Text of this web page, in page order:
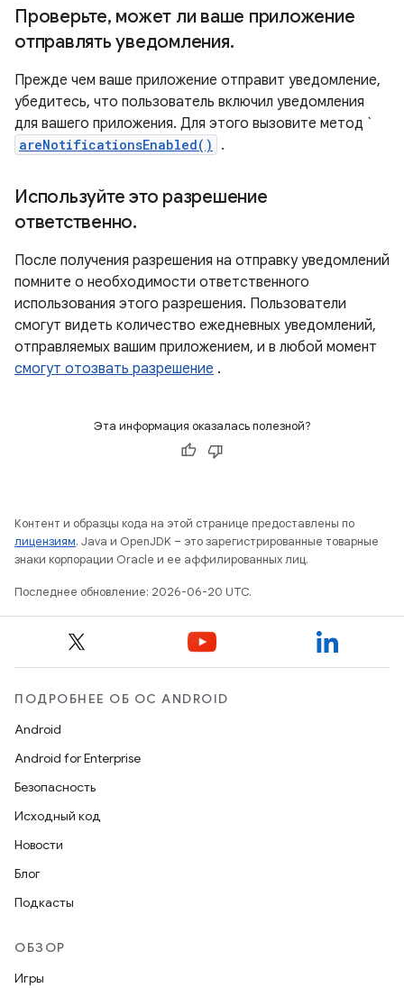
Проверьте, может ли ваше приложение
отправлять уведомления.
Прежде чем ваше приложение отправит уведомление,
убедитесь, что пользователь включил уведомления
для вашего приложения. Для этого вызовите метод `
areNotificationsEnabled() .
Используйте это разрешение
ответственно.
После получения разрешения на отправку уведомлений
помните о необходимости ответственного
использования этого разрешения. Пользователи
смогут видеть количество ежедневных уведомлений,
отправляемых вашим приложением, и в любой момент
смогут отозвать разрешение .
Эта информация оказалась полезной?
Контент и образцы кода на этой странице предоставлены по
лицензиям. Java и OpenJDK – это зарегистрированные товарные
знаки корпорации Oracle и ее аффилированных лиц.
Последнее обновление: 2026-06-20 UTC.
ПОДРОБНЕЕ ОБ ОС ANDROID
Android
Android for Enterprise
Безопасность
Исходный код
Новости
Блог
Подкасты
ОБЗОР
Игры